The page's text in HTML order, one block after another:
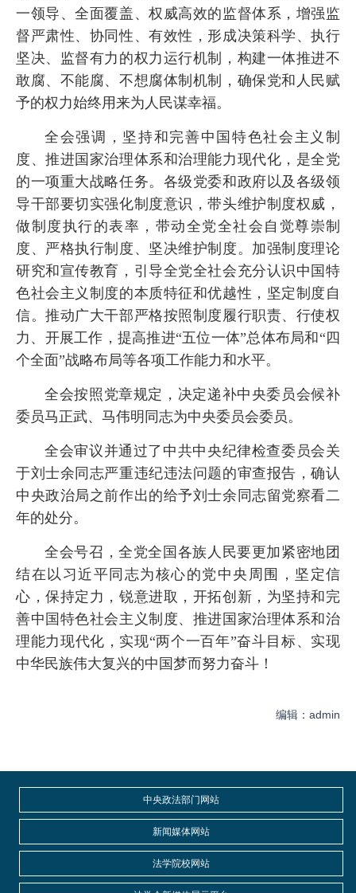
一领导、全面覆盖、权威高效的监督体系，增强监
督严肃性、协同性、有效性，形成决策科学、执行
坚决、监督有力的权力运行机制，构建一体推进不
敢腐、不能腐、不想腐体制机制，确保党和人民赋
予的权力始终用来为人民谋幸福。
全会强调，坚持和完善中国特色社会主义制
度、推进国家治理体系和治理能力现代化，是全党
的一项重大战略任务。各级党委和政府以及各级领
导干部要切实强化制度意识，带头维护制度权威，
做制度执行的表率，带动全党全社会自觉尊崇制
度、严格执行制度、坚决维护制度。加强制度理论
研究和宣传教育，引导全党全社会充分认识中国特
色社会主义制度的本质特征和优越性，坚定制度自
信。推动广大干部严格按照制度履行职责、行使权
力、开展工作，提高推进“五位一体”总体布局和“四
个全面”战略布局等各项工作能力和水平。
全会按照党章规定，决定递补中央委员会候补
委员马正武、马伟明同志为中央委员会委员。
全会审议并通过了中共中央纪律检查委员会关
于刘士余同志严重违纪违法问题的审查报告，确认
中央政治局之前作出的给予刘士余同志留党察看二
年的处分。
全会号召，全党全国各族人民要更加紧密地团
结在以习近平同志为核心的党中央周围，坚定信
心，保持定力，锐意进取，开拓创新，为坚持和完
善中国特色社会主义制度、推进国家治理体系和治
理能力现代化，实现“两个一百年”奋斗目标、实现
中华民族伟大复兴的中国梦而努力奋斗！
编辑：admin
中央政法部门网站
新闻媒体网站
法学院校网站